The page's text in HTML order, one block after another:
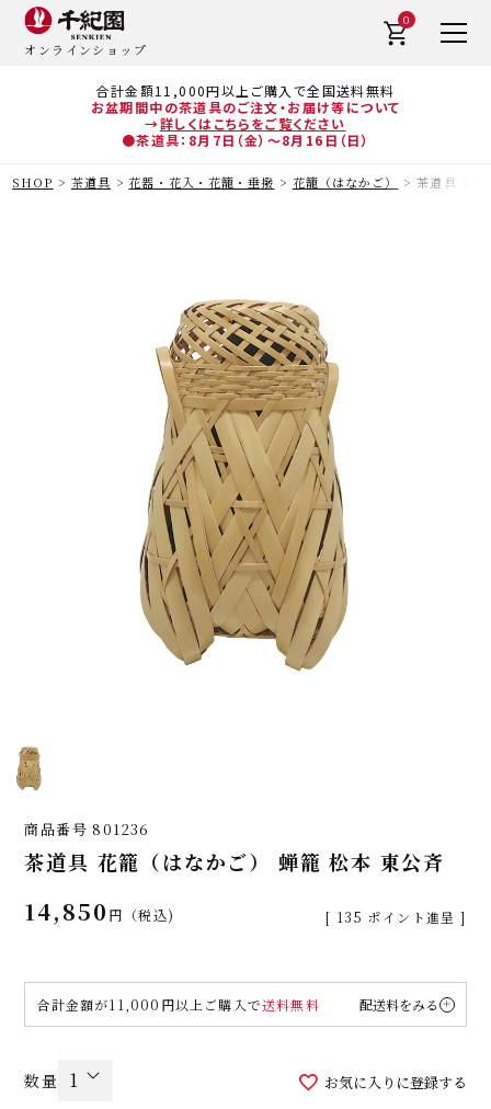
合計金額11,000円以上ご購入で全国送料無料
お盆期間中の茶道具のご注文・お届け等について
→詳しくはこちらをご覧ください
●茶道具：8月7日（金）～8月16日（日）
オンラインショップ
0
SHOP 茶道具 花器・花入・花籠・垂撥 花籠（はなかご） 茶道具 花
商品番号 801236
茶道具 花籠（はなかご） 蝉籠 松本 東公斉
14,850 税込 [ 135 ポイント進呈 ]
合計金額が11,000円以上ご購入で送料無料 配送料をみる
お気に入りに登録する